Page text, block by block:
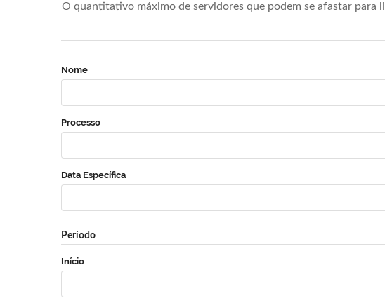
O quantitativo máximo de servidores que podem se afastar
Nome
Processo
Data Específica
Período
Início